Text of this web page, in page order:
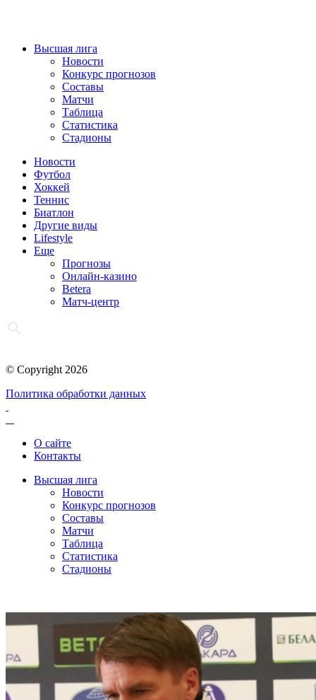
Высшая лига
Новости
Конкурс прогнозов
Составы
Матчи
Таблица
Статистика
Стадионы
Новости
Футбол
Хоккей
Теннис
Биатлон
Другие виды
Lifestyle
Еще
Прогнозы
Онлайн-казино
Betera
Матч-центр
© Copyright 2026
Политика обработки данных
О сайте
Контакты
Высшая лига
Новости
Конкурс прогнозов
Составы
Матчи
Таблица
Статистика
Стадионы